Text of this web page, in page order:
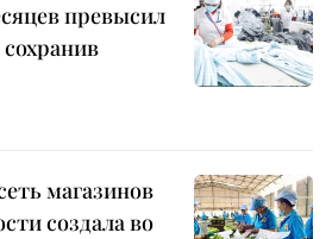
превысил
магазинов
создала во